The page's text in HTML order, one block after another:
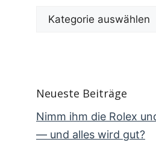
Logik
Neueste Beiträge
Nimm ihm die Rolex
— und alles wird gut?